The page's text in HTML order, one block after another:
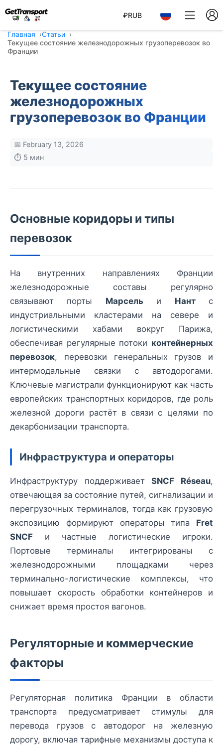
₽RUB
Главная
Статьи
Текущее состояние железнодорожных грузоперевозок во
Франции
Текущее состояние
железнодорожных
грузоперевозок во Франции
📅 February 13, 2026
⏱️ 5 мин
Основные коридоры и типы
перевозок
На внутренних направлениях Франции
железнодорожные составы регулярно
связывают порты Марсельи Нантс
индустриальными кластерами на севере и
логистическими хабами вокруг Парижа,
обеспечивая регулярные потоки контейнерных
перевозок, перевозки генеральных грузов и
интермодальные связки с автодорогами.
Ключевые магистрали функционируют как часть
европейских транспортных коридоров, где роль
железной дороги растёт в связи с целями по
декарбонизации транспорта.
Инфраструктура и операторы
Инфраструктуру поддерживаетSNCF Réseau,
отвечающая за состояние путей, сигнализации и
перегрузочных терминалов, тогда как грузовую
экспозицию формируют операторы типа Fret
SNCF и частные логистические игроки.
Портовые терминалы интегрированы с
железнодорожными площадками через
терминально-логистические комплексы, что
повышает скорость обработки контейнеров и
снижает время простоя вагонов.
Регуляторные и коммерческие
факторы
Регуляторная политика Франции в области
транспорта предусматривает стимулы для
перевода грузов с автодорог на железную
дорогу, включая тарифные механизмы доступа к